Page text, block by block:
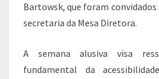
Bartowsk, que foram convidados
secretaria da Mesa Diretora.
A semana alusiva visa
fundamental da